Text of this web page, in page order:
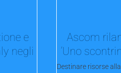
e
negli
Ascom
’Uno
Destinare risorse